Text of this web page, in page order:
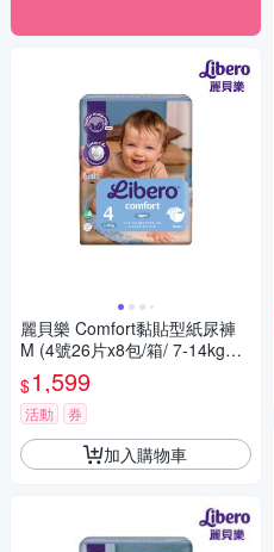
麗貝樂 Comfort黏貼型紙尿褲
M (4號26片x8包/箱/ 7-14kg適
用)
$1,599
活動 券
加入購物車